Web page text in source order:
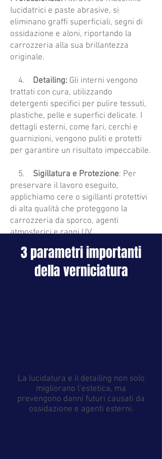
lucidatrici e paste abrasive, si
eliminano graffi superficiali, segni di
ossidazione e aloni, riportando la
carrozzeria alla sua brillantezza
originale.
4. Detailing: Gli interni vengono
trattati con cura, utilizzando
detergenti specifici per pulire tessuti,
plastiche, pelle e superfici delicate. I
dettagli esterni, come fari, cerchi e
guarnizioni, vengono puliti e protetti
per garantire un risultato impeccabile.
5. Sigillatura e Protezione: Per
preservare il lavoro eseguito,
applichiamo cere o sigillanti protettivi
di alta qualità che proteggono la
carrozzeria da sporco, agenti
atmosferici e raggi UV.
3 parametri importanti
della verniciatura
La lucidatura e il detailing non solo
migliorano l’estetica, ma
prevengono danni futuri causati da
ossidazione e agenti esterni.